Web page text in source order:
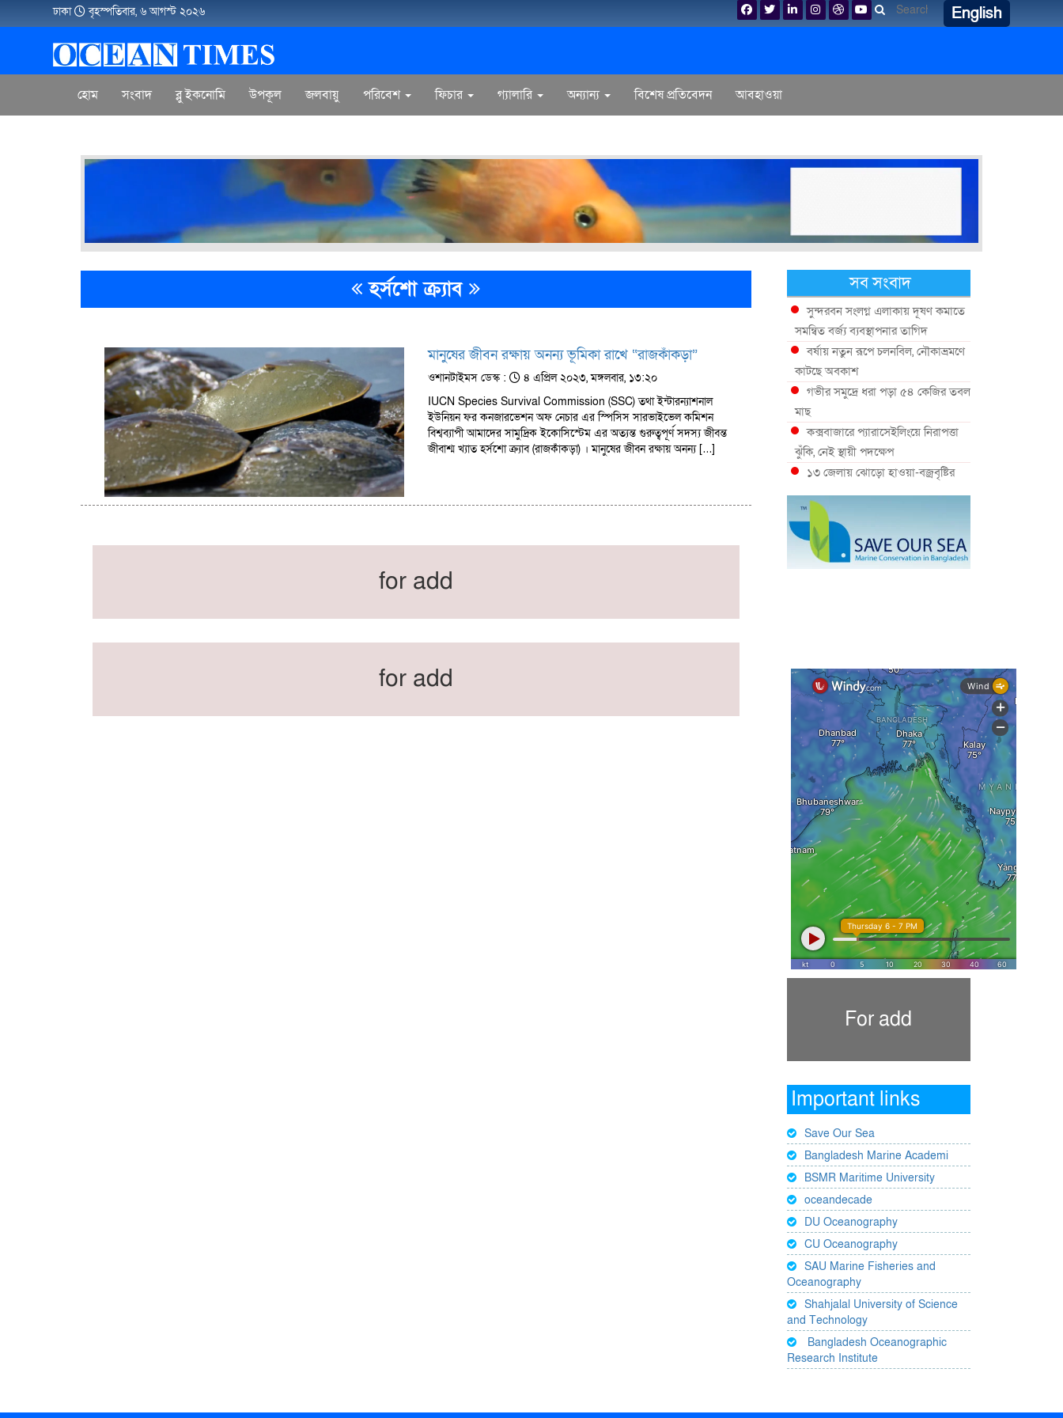
ঢাকা বৃহস্পতিবার, ৬ আগস্ট ২০২৬ English
হোম সংবাদ ব্লু ইকনোমি উপকূল জলবায়ু পরিবেশ ফিচার গ্যালারি অন্যান্য বিশেষ প্রতিবেদন আবহাওয়া
হর্সশো ক্র্যাব
মানুষের জীবন রক্ষায় অনন্য ভূমিকা রাখে “রাজকাঁকড়া”
ওশানটাইমস ডেস্ক :
৪ এপ্রিল ২০২৩, মঙ্গলবার, ১৩:২০
IUCN Species Survival Commission (SSC) তথা ইন্টারন্যাশনাল
ইউনিয়ন ফর কনজারভেশন অফ নেচার এর স্পিসিস সারভাইভেল কমিশন
বিশ্বব্যাপী আমাদের সামুদ্রিক ইকোসিস্টেম এর অত্যন্ত গুরুত্বপূর্ণ সদস্য জীবন্ত
জীবাশ্ম খ্যাত হর্সশো ক্র্যাব (রাজকাঁকড়া) । মানুষের জীবন রক্ষায় অনন্য […]
for add
for add
সব সংবাদ
সুন্দরবন সংলগ্ন এলাকায় দূষণ কমাতে
সমন্বিত বর্জ্য ব্যবস্থাপনার তাগিদ
বর্ষায় নতুন রূপে চলনবিল, নৌকাভ্রমণে
কাটছে অবকাশ
গভীর সমুদ্রে ধরা পড়া ৫৪ কেজির তবল
মাছ
কক্সবাজারে প্যারাসেইলিংয়ে নিরাপত্তা
ঝুঁকি, নেই স্থায়ী পদক্ষেপ
১৩ জেলায় ঝোড়ো হাওয়া-বজ্রবৃষ্টির
শঙ্কা, নদীবন্দরে ১ নম্বর সতর্কসংকেত
দেশের ৫ জেলায় বন্যার শঙ্কা
দেশের বিভিন্ন অঞ্চলে বজ্রবৃষ্টির আভাস,
ঢাকার আকাশও মেঘলা
আগস্টে টানা বৃষ্টি ও বন্যার আভাস,
For add
Important links
Save Our Sea
Bangladesh Marine Academi
BSMR Maritime University
oceandecade
DU Oceanography
CU Oceanography
SAU Marine Fisheries and
Oceanography
Shahjalal University of Science
and Technology
Bangladesh Oceanographic
Research Institute